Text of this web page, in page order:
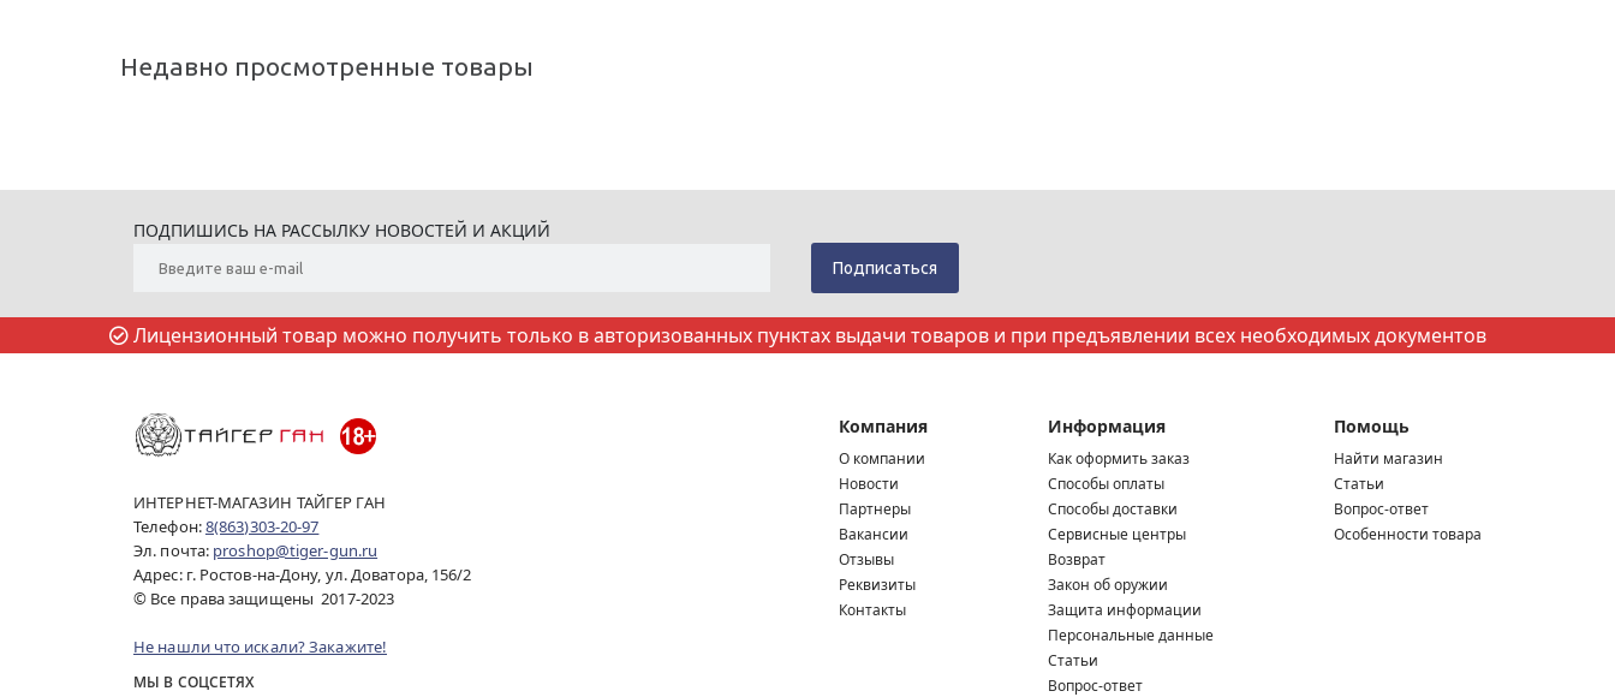
Недавно просмотренные товары
ПОДПИШИСЬ НА РАССЫЛКУ НОВОСТЕЙ И АКЦИЙ
Лицензионный товар можно получить только в авторизованных пунктах выдачи товаров и при предъявлении всех необходимых документов
ИНТЕРНЕТ-МАГАЗИН ТАЙГЕР ГАН
Телефон:8(863)303-20-97
Эл. почта: proshop@tiger-gun.ru
Адрес: г. Ростов-на-Дону, ул. Доватора, 156/2
© Все права защищены 2017-2023
Не нашли что искали? Закажите!
МЫ В СОЦСЕТЯХ
Компания
О компании
Новости
Партнеры
Вакансии
Отзывы
Реквизиты
Контакты
Информация
Как оформить заказ
Способы оплаты
Способы доставки
Сервисные центры
Возврат
Закон об оружии
Защита информации
Персональные данные
Статьи
Вопрос-ответ
Помощь
Найти магазин
Статьи
Вопрос-ответ
Особенности товара